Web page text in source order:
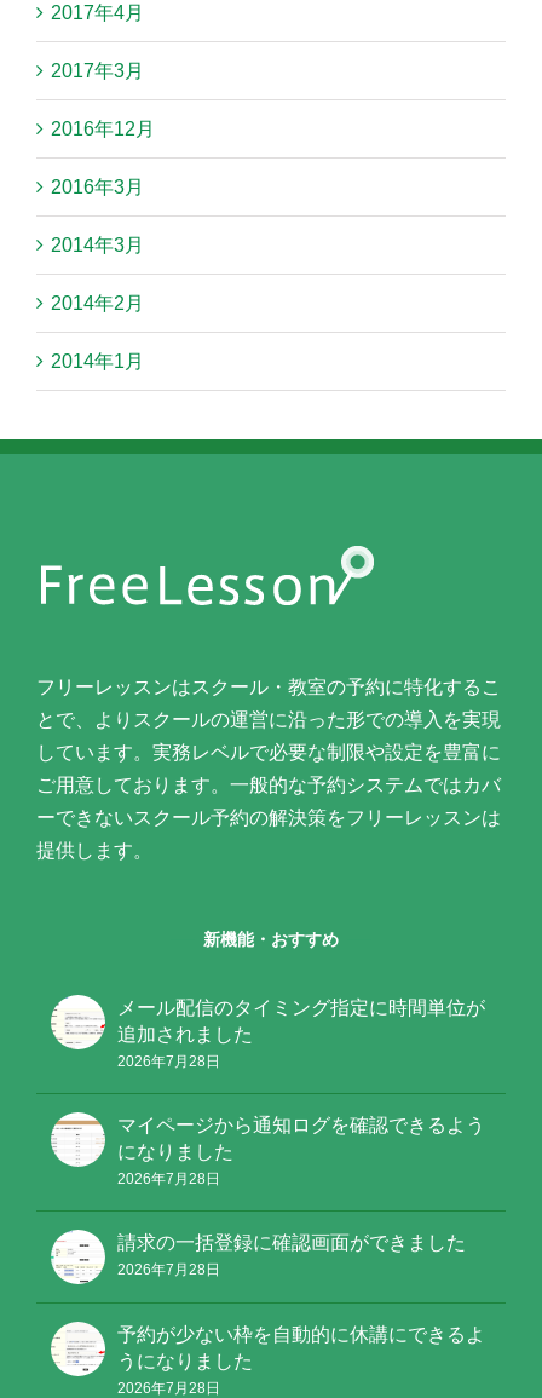
2017年4月
2017年3月
2016年12月
2016年3月
2014年3月
2014年2月
2014年1月
フリーレッスンはスクール・教室の予約に特化するこ
とで、よりスクールの運営に沿った形での導入を実現
しています。実務レベルで必要な制限や設定を豊富に
ご用意しております。一般的な予約システムではカバ
ーできないスクール予約の解決策をフリーレッスンは
提供します。
新機能・おすすめ
メール配信のタイミング指定に時間単位が
追加されました
2026年7月28日
マイページから通知ログを確認できるよう
になりました
2026年7月28日
請求の一括登録に確認画面ができました
2026年7月28日
予約が少ない枠を自動的に休講にできるよ
うになりました
2026年7月28日